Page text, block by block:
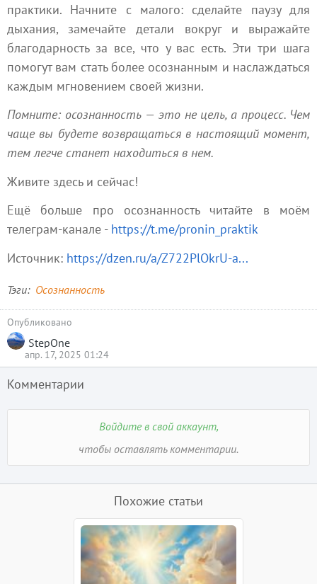
практики. Начните с малого: сделайте паузу для
дыхания, замечайте детали вокруг и выражайте
благодарность за все, что у вас есть. Эти три шага
помогут вам стать более осознанным и наслаждаться
каждым мгновением своей жизни.
Помните: осознанность — это не цель, а процесс. Чем
чаще вы будете возвращаться в настоящий момент,
тем легче станет находиться в нем.
Живите здесь и сейчас!
Ещё больше про осознанность читайте в моём
телеграм-канале - https://t.me/pronin_praktik
Источник: https://dzen.ru/a/Z722PlOkrU-a...
Тэги Осознанность
Опубликовано
StepOne
апр. 17, 2025 01:24
Комментарии
Войдите в свой аккаунт,
чтобы оставлять комментарии.
Похожие статьи